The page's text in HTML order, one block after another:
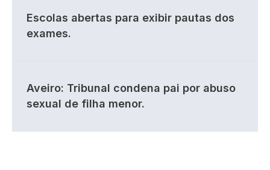
Escolas abertas para exibir pautas dos
exames.
Aveiro: Tribunal condena pai por abuso
sexual de filha menor.